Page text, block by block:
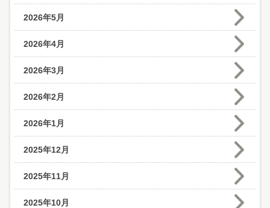
2026年5月
2026年4月
2026年3月
2026年2月
2026年1月
2025年12月
2025年11月
2025年10月